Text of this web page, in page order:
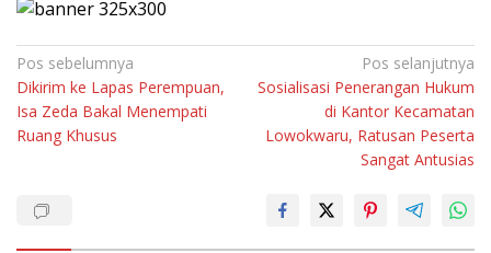
Navigasi
pos
Pos sebelumnya
Dikirim ke Lapas Perempuan,
Isa Zeda Bakal Menempati
Ruang Khusus
Pos selanjutnya
Sosialisasi Penerangan Hukum
di Kantor Kecamatan
Lowokwaru, Ratusan Peserta
Sangat Antusias